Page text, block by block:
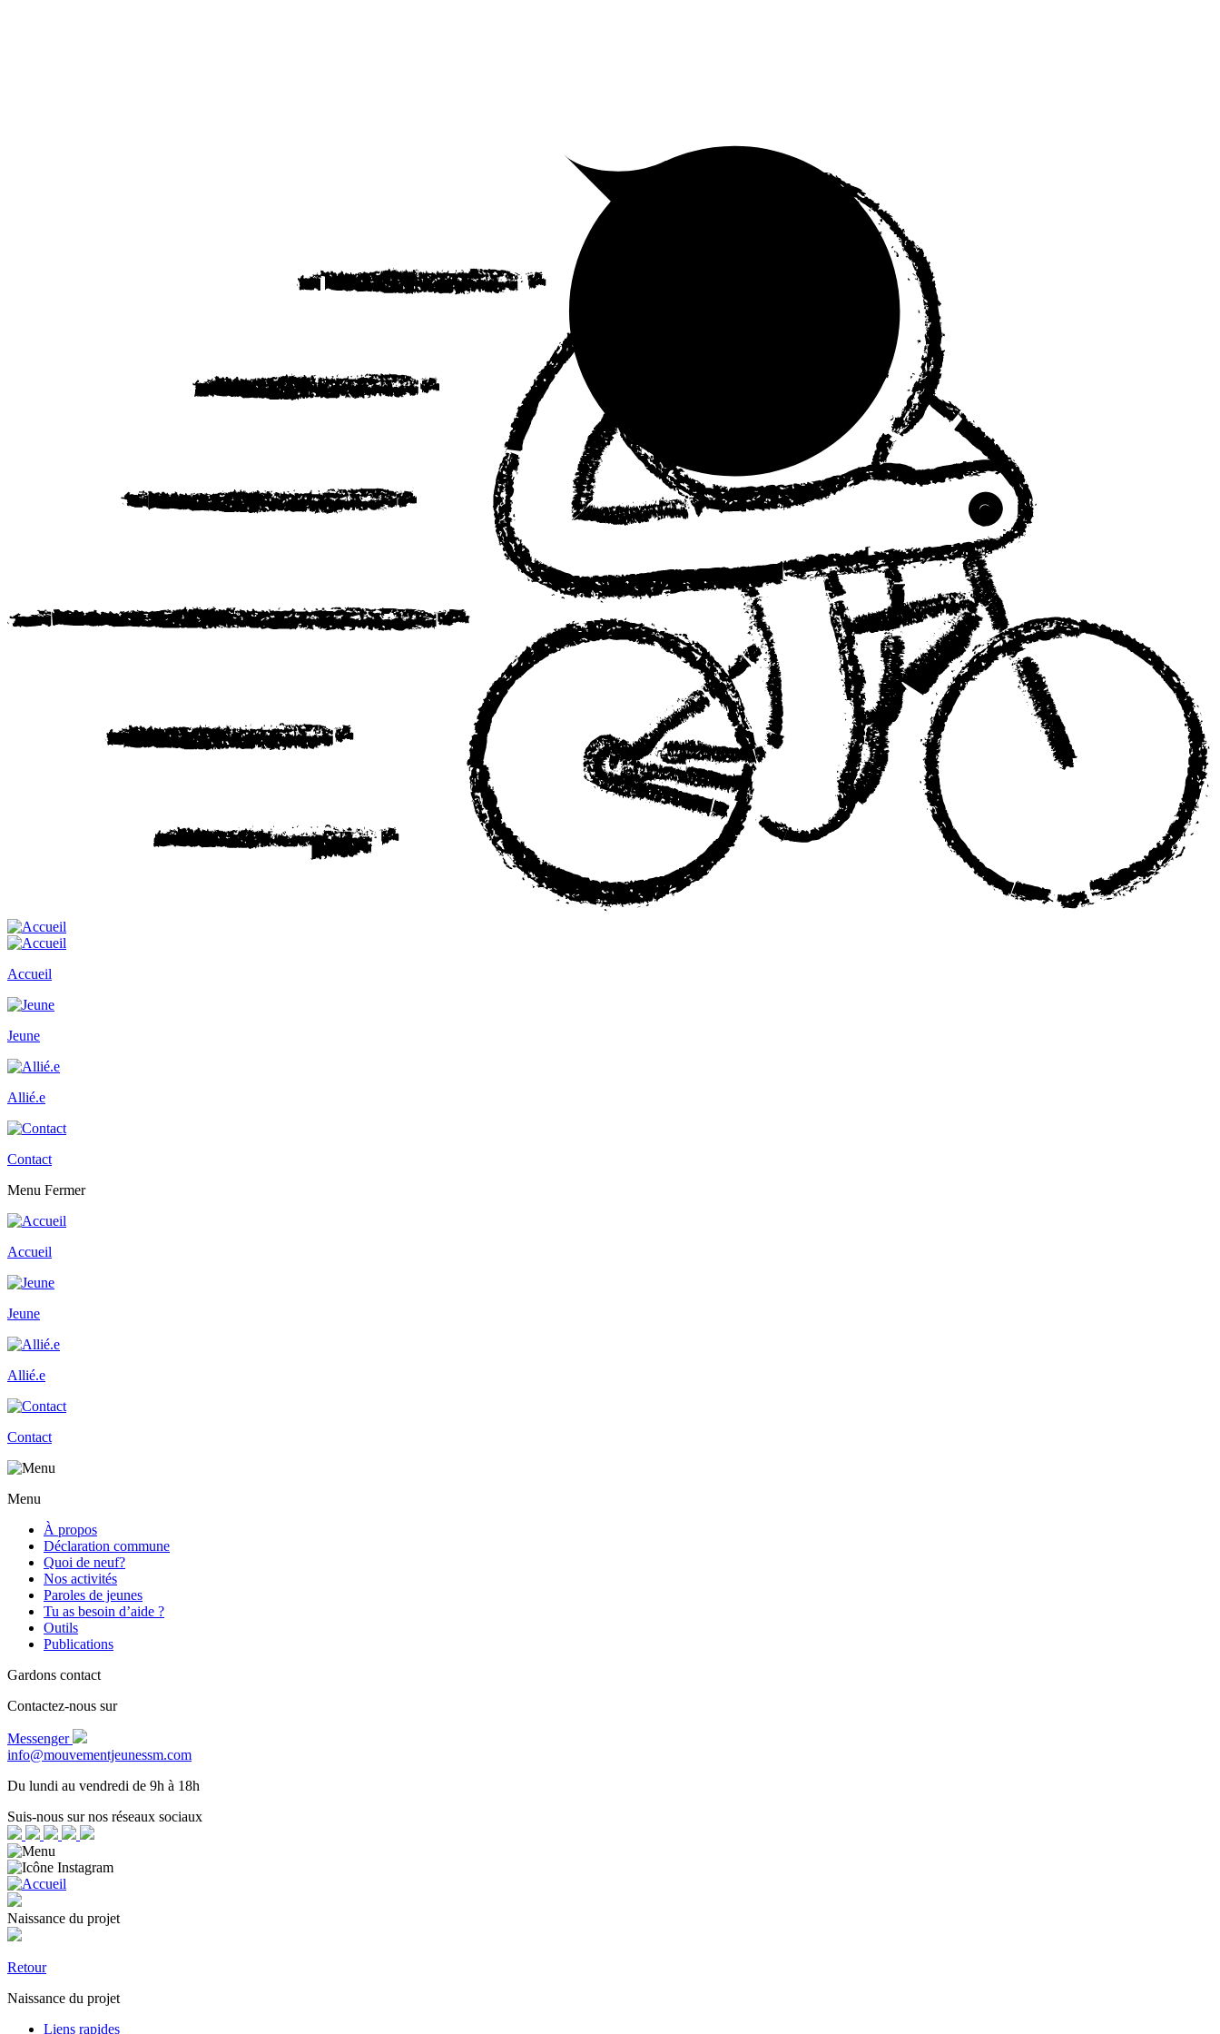
Accueil
Jeune
Allié.e
Contact
Menu Fermer
Accueil
Jeune
Allié.e
Contact
Menu
À propos
Déclaration commune
Quoi de neuf?
Nos activités
Paroles de jeunes
Tu as besoin d’aide ?
Outils
Publications
Gardons contact
Contactez-nous sur
Messenger
info@mouvementjeunessm.com
Du lundi au vendredi de 9h à 18h
Suis-nous sur nos réseaux sociaux
Naissance du projet
Retour
Naissance du projet
Liens rapides